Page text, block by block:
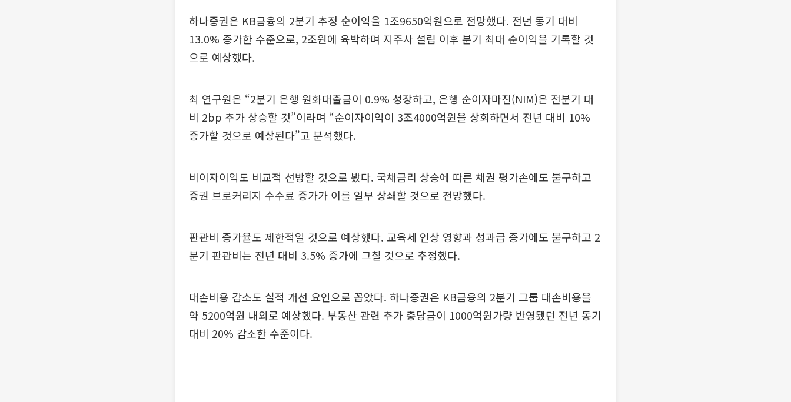
하나증권은 KB금융의 2분기 추정 순이익을 1조9650억원으로 전망했다. 전년 동기 대비
13.0% 증가한 수준으로, 2조원에 육박하며 지주사 설립 이후 분기 최대 순이익을 기록할 것
으로 예상했다.
최 연구원은 “2분기 은행 원화대출금이 0.9% 성장하고, 은행 순이자마진(NIM)은 전분기 대
비 2bp 추가 상승할 것”이라며 “순이자이익이 3조4000억원을 상회하면서 전년 대비 10%
증가할 것으로 예상된다”고 분석했다.
비이자이익도 비교적 선방할 것으로 봤다. 국채금리 상승에 따른 채권 평가손에도 불구하고
증권 브로커리지 수수료 증가가 이를 일부 상쇄할 것으로 전망했다.
판관비 증가율도 제한적일 것으로 예상했다. 교육세 인상 영향과 성과급 증가에도 불구하고 2
분기 판관비는 전년 대비 3.5% 증가에 그칠 것으로 추정했다.
대손비용 감소도 실적 개선 요인으로 꼽았다. 하나증권은 KB금융의 2분기 그룹 대손비용을
약 5200억원 내외로 예상했다. 부동산 관련 추가 충당금이 1000억원가량 반영됐던 전년 동기
대비 20% 감소한 수준이다.